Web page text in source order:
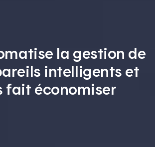
la gestion de
intelligents et
fait économiser